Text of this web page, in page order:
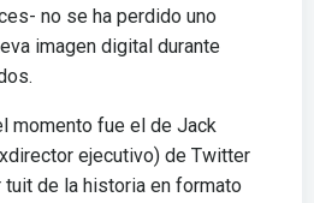
no se ha perdido uno
imagen digital durante
momento fue el de Jack
ejecutivo) de Twitter
de la historia en formato